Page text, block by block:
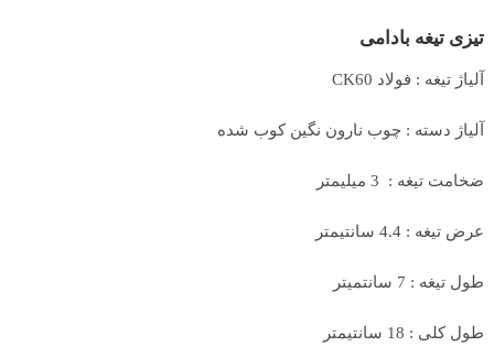
تیزی تیغه بادامی
آلیاژ تیغه : فولاد CK60
آلیاژ دسته : چوب نارون نگین کوب شده
ضخامت تیغه : 3 میلیمتر
عرض تیغه : 4.4 سانتیمتر
طول تیغه : 7 سانتمیتر
طول کلی : 18 سانتیمتر